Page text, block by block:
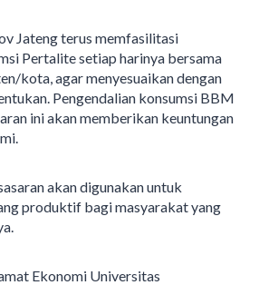
Jateng terus memfasilitasi
Pertalite setiap harinya bersama
kota, agar menyesuaikan dengan
Pengendalian konsumsi BBM
ini akan memberikan keuntungan
akan digunakan untuk
produktif bagi masyarakat yang
Ekonomi Universitas